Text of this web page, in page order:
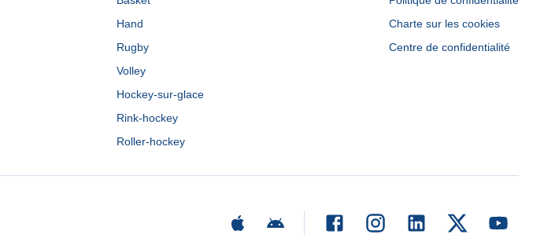
Hand
Rugby
Volley
Hockey-sur-glace
Rink-hockey
Roller-hockey
Charte sur les cookies
Centre de confidentialité